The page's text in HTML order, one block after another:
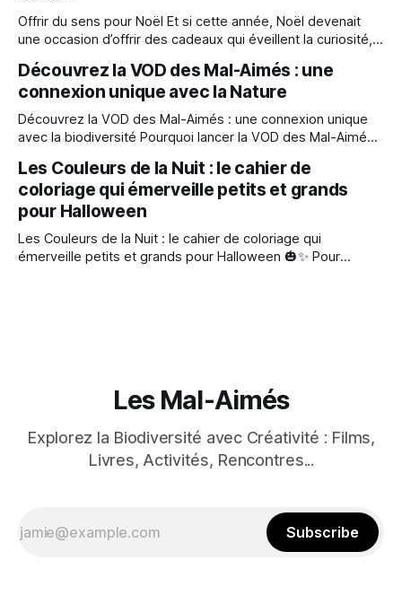
Offrir du sens pour Noël Et si cette année, Noël devenait
une occasion d’offrir des cadeaux qui éveillent la curiosité,
nature ? Notre sélection, pensée pour les enfants à partir
de 3 ans, propose des cadeaux éthiques et créatifs autour
de
Découvrez la VOD des Mal-Aimés : une
connexion unique avec la Nature
Découvrez la VOD des Mal-Aimés : une connexion unique
avec la biodiversité Pourquoi lancer la VOD des Mal-Aimés
Roquette et les Mal-Aimés, une chose est claire : ces
histoires résonnent avec les enfants, leurs familles et les
enseignants.
Les Couleurs de la Nuit : le cahier de
coloriage qui émerveille petits et grands
pour Halloween
Les Couleurs de la Nuit : le cahier de coloriage qui
émerveille petits et grands pour Halloween 🎃✨ Pour
Les Mal-Aimés
Explorez la Biodiversité avec Créativité : Films,
Livres, Activités, Rencontres...
Subscribe